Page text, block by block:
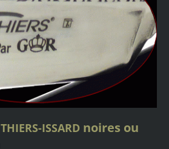
THIERS-ISSARDnoires ou